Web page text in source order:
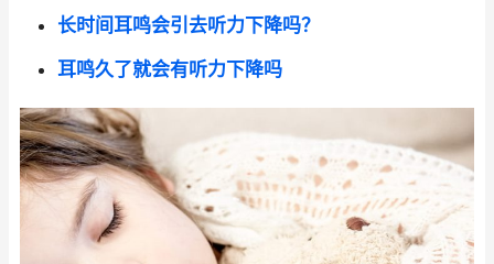
长时间耳鸣会引去听力下降吗？
耳鸣久了就会有听力下降吗